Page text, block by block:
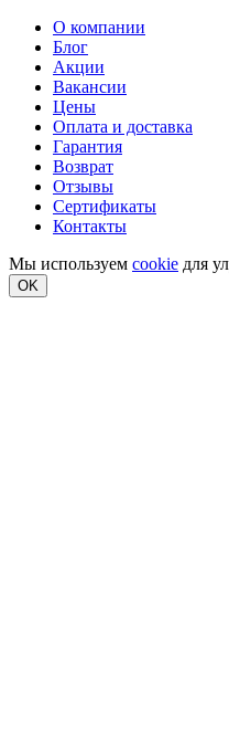
О компании
Блог
Акции
Вакансии
Цены
Оплата и доставка
Гарантия
Возврат
Отзывы
Сертификаты
Контакты
Мы используем cookie для
OK